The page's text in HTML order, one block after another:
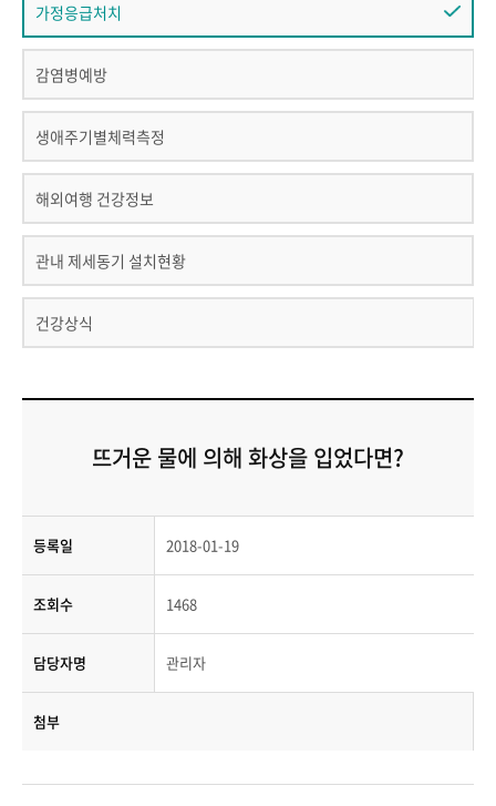
가정응급처치
감염병예방
생애주기별체력측정
해외여행 건강정보
관내 제세동기 설치현황
건강상식
뜨거운 물에 의해 화상을 입었다면?
등록일 2018-01-19
조회수 1468
담당자명 관리자
첨부